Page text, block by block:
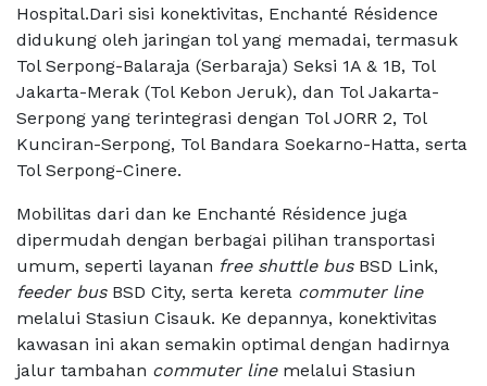
Hospital.Dari sisi konektivitas, Enchanté Résidence
didukung oleh jaringan tol yang memadai, termasuk
Tol Serpong-Balaraja (Serbaraja) Seksi 1A & 1B, Tol
Jakarta-Merak (Tol Kebon Jeruk), dan Tol Jakarta-
Serpong yang terintegrasi dengan Tol JORR 2, Tol
Kunciran-Serpong, Tol Bandara Soekarno-Hatta, serta
Tol Serpong-Cinere.
Mobilitas dari dan ke Enchanté Résidence juga
dipermudah dengan berbagai pilihan transportasi
umum, seperti layanan free shuttle busBSD Link,
feeder busBSD City, serta kereta commuter line
melalui Stasiun Cisauk. Ke depannya, konektivitas
kawasan ini akan semakin optimal dengan hadirnya
jalur tambahan commuter linemelalui Stasiun